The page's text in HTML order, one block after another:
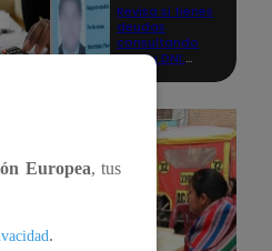
Revisa si tienes
deudas
consultando
con tu DNI:
detalles
Europea, tus
.